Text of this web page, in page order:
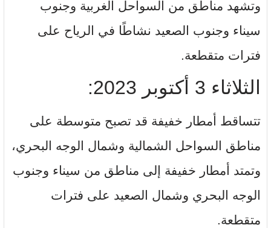
وتشهد مناطق من السواحل الغربية وجنوب
سيناء وجنوب الصعيد نشاطًا في الرياح على
فترات متقطعة.
الثلاثاء 3 أكتوبر 2023:
تتساقط أمطار خفيفة قد تصبح متوسطة على
مناطق السواحل الشمالية وشمال الوجه البحري،
وتمتد أمطار خفيفة إلى مناطق من سيناء وجنوب
الوجه البحري وشمال الصعيد على فترات
متقطعة.